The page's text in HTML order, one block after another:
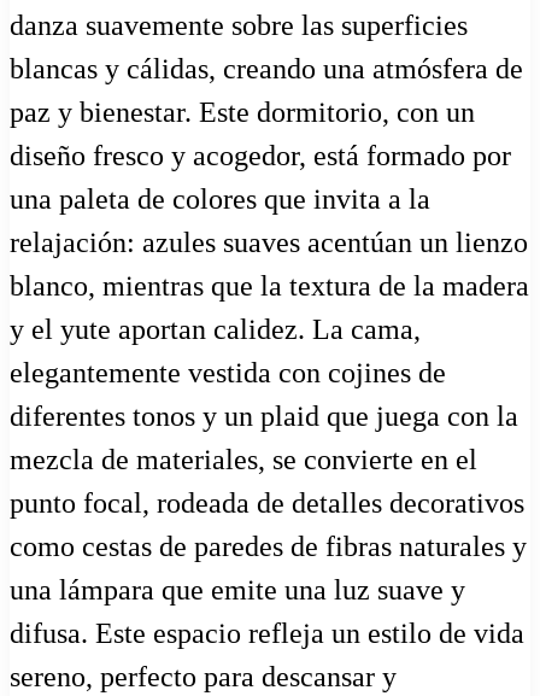
danza suavemente sobre las superficies
blancas y cálidas, creando una atmósfera de
paz y bienestar. Este dormitorio, con un
diseño fresco y acogedor, está formado por
una paleta de colores que invita a la
relajación: azules suaves acentúan un lienzo
blanco, mientras que la textura de la madera
y el yute aportan calidez. La cama,
elegantemente vestida con cojines de
diferentes tonos y un plaid que juega con la
mezcla de materiales, se convierte en el
punto focal, rodeada de detalles decorativos
como cestas de paredes de fibras naturales y
una lámpara que emite una luz suave y
difusa. Este espacio refleja un estilo de vida
sereno, perfecto para descansar y